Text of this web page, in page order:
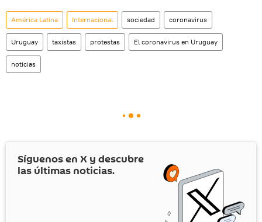
América Latina Internacional sociedad coronavirus
Uruguay taxistas protestas El coronavirus en Uruguay
noticias
Síguenos en X y descubre
las últimas noticias.